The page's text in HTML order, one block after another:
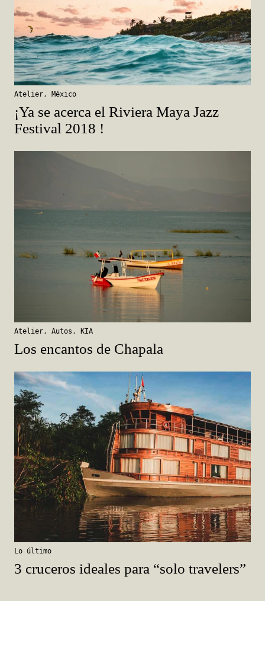
Atelier, México
¡Ya se acerca el Riviera Maya Jazz
Festival 2018 !
Atelier , Autos , KIA
Los encantos de Chapala
Lo último
3 cruceros ideales para “solo travelers”